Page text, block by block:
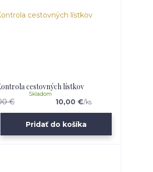
cestovných lístkov
€ 10,00 €/ks
Skladom
Pridať do košíka